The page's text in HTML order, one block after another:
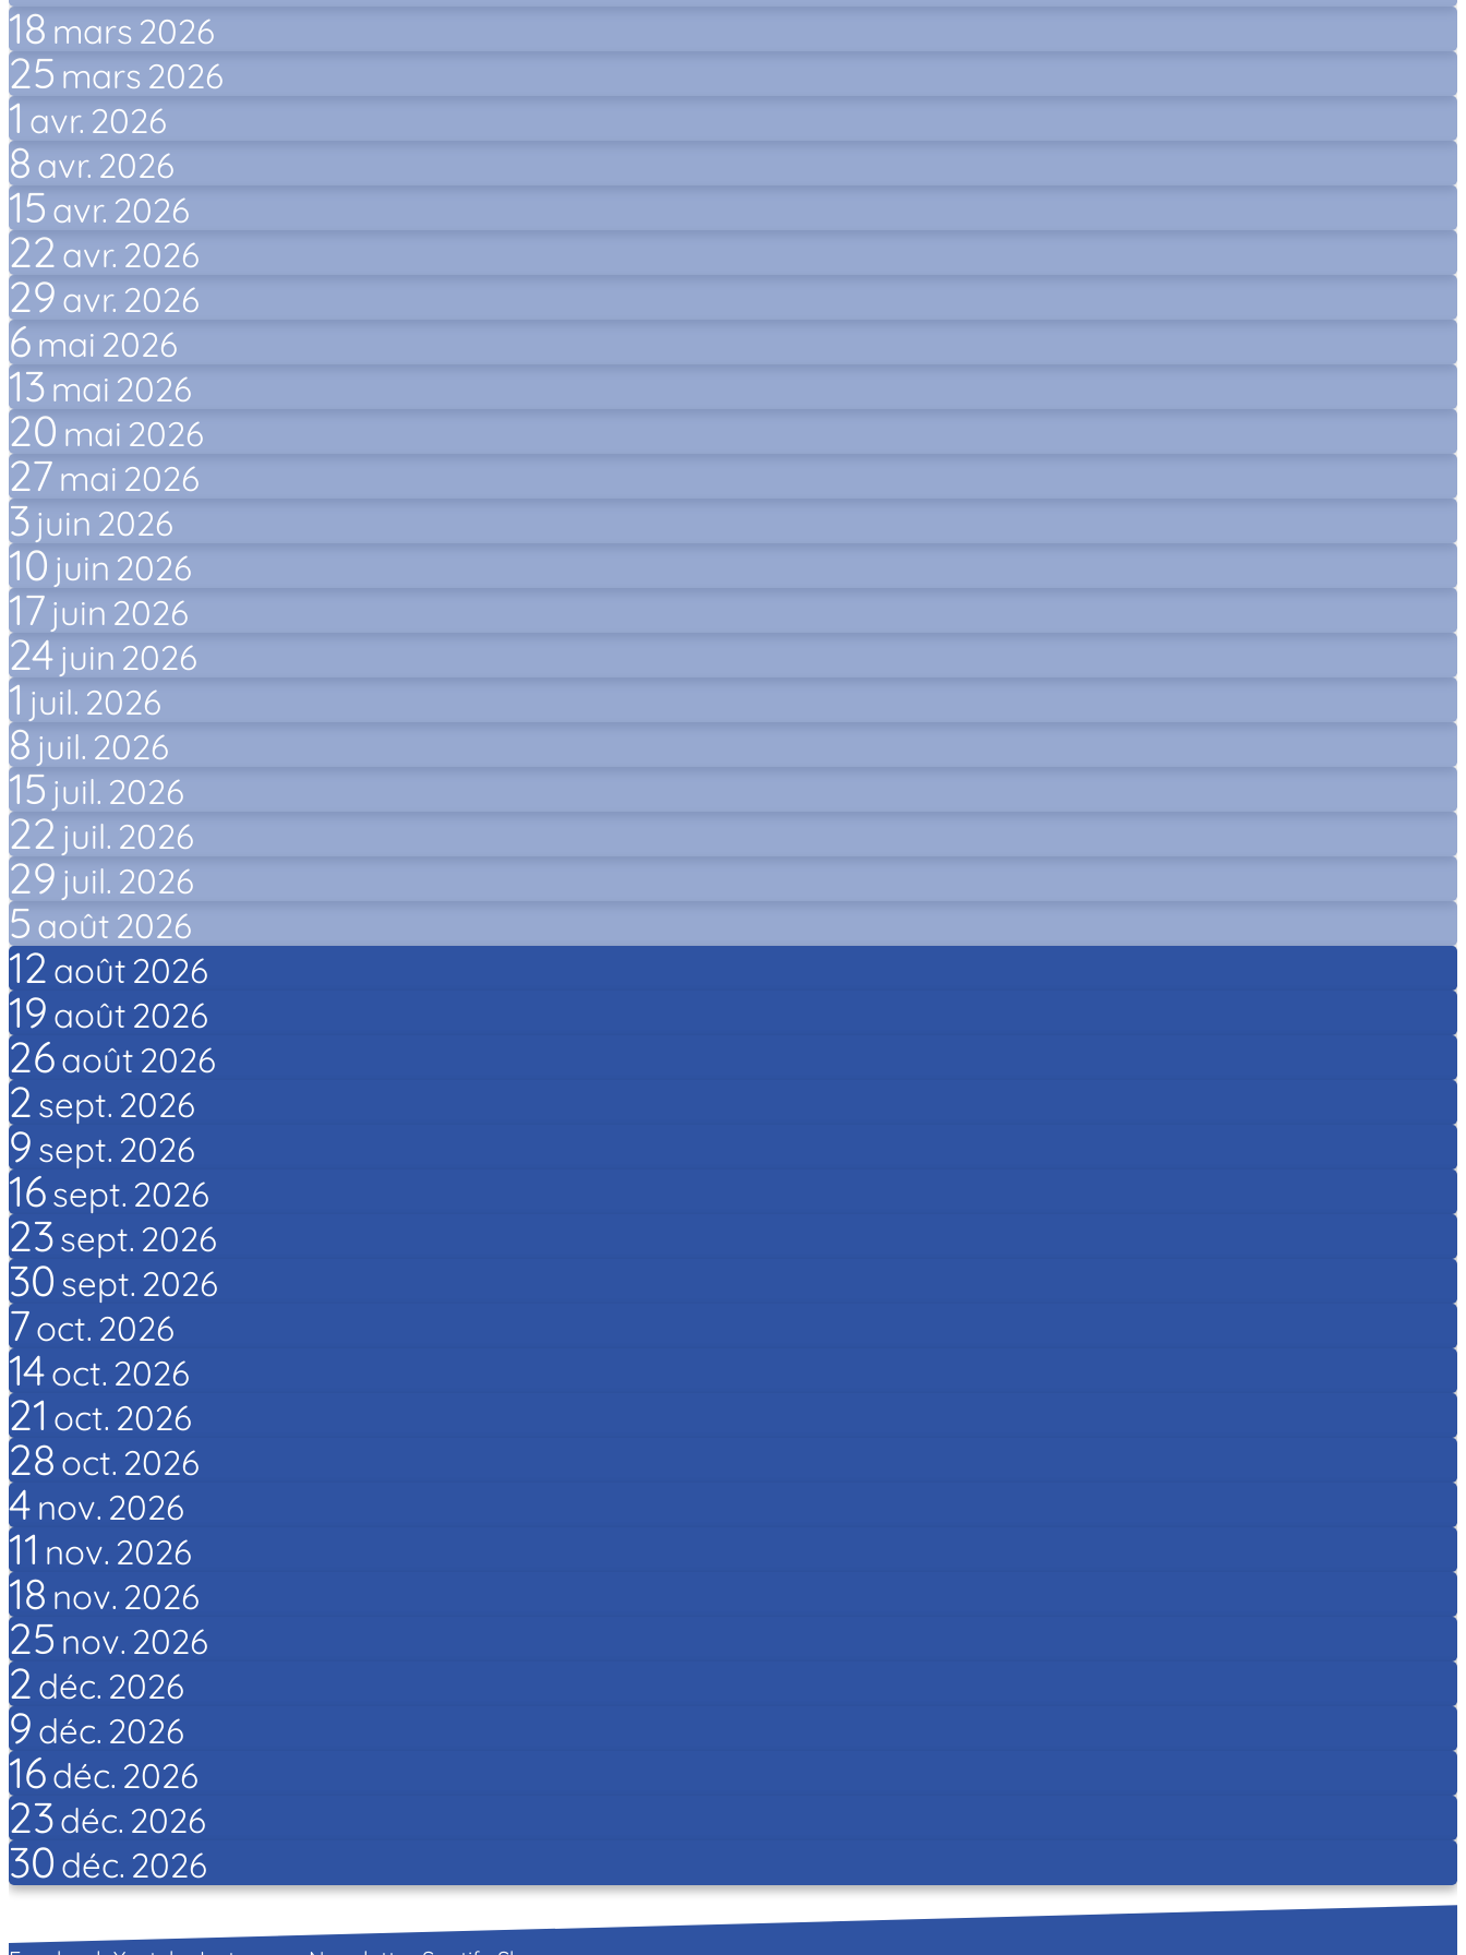
18 mars 2026
25 mars 2026
1 avr. 2026
8 avr. 2026
15 avr. 2026
22 avr. 2026
29 avr. 2026
6 mai 2026
13 mai 2026
20 mai 2026
27 mai 2026
3 juin 2026
10 juin 2026
17 juin 2026
24 juin 2026
1 juil. 2026
8 juil. 2026
15 juil. 2026
22 juil. 2026
29 juil. 2026
5 août 2026
12 août 2026
19 août 2026
26août 2026
2 sept. 2026
9 sept. 2026
16sept. 2026
23sept. 2026
30 sept. 2026
7oct. 2026
14oct. 2026
21 oct. 2026
28 oct. 2026
4 nov. 2026
11 nov. 2026
18 nov. 2026
25 nov. 2026
2 déc. 2026
9 déc. 2026
16déc. 2026
23déc. 2026
30 déc. 2026